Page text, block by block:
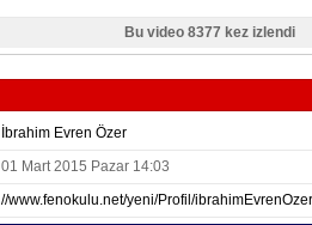
Bu video 8377 kez izlendi
İbrahim Evren Özer
01 Mart 2015 Pazar 14:03
//www.fenokulu.net/yeni/Profil/